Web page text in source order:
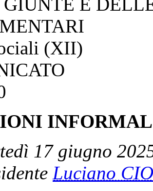
(XII)
17 giugno
Luciano